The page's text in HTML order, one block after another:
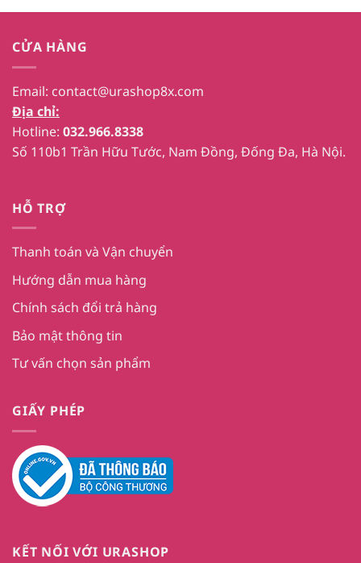
CỬA HÀNG
Email: contact@urashop8x.com
Địa chỉ:
Hotline: 032.966.8338
Số 110b1 Trần Hữu Tước, Nam Đồng, Đống Đa, Hà Nội.
HỖ TRỢ
Thanh toán và Vận chuyển
Hướng dẫn mua hàng
Chính sách đổi trả hàng
Bảo mật thông tin
Tư vấn chọn sản phẩm
GIẤY PHÉP
KẾT NỐI VỚI URASHOP